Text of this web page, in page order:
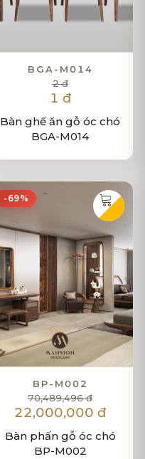
BGA-M014
2 đ
1 đ
Bàn ghế ăn gỗ óc chó
BGA-M014
-69%
BP-M002
70,489,496 đ
22,000,000 đ
Bàn phấn gỗ óc chó
BP-M002